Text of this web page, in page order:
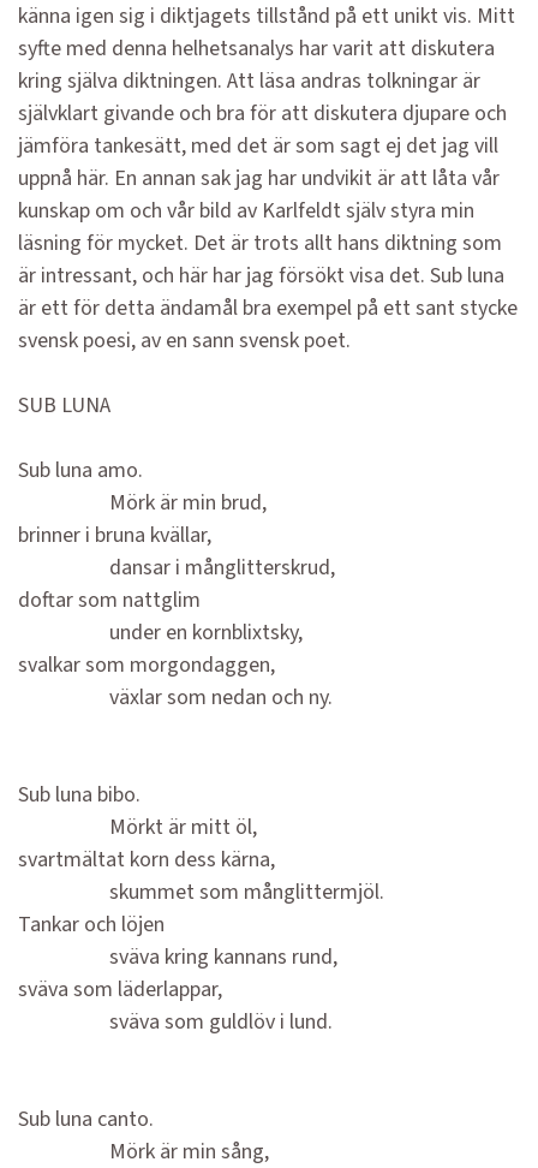
känna igen sig i diktjagets tillstånd på ett unikt vis. Mitt
syfte med denna helhetsanalys har varit att diskutera
kring själva diktningen. Att läsa andras tolkningar är
självklart givande och bra för att diskutera djupare och
jämföra tankesätt, med det är som sagt ej det jag vill
uppnå här. En annan sak jag har undvikit är att låta vår
kunskap om och vår bild av Karlfeldt själv styra min
läsning för mycket. Det är trots allt hans diktning som
är intressant, och här har jag försökt visa det. Sub luna
är ett för detta ändamål bra exempel på ett sant stycke
svensk poesi, av en sann svensk poet.
SUB LUNA
Sub luna amo.
Mörk är min brud,
brinner i bruna kvällar,
dansar i månglitterskrud,
doftar som nattglim
under en kornblixtsky,
svalkar som morgondaggen,
växlar som nedan och ny.
Sub luna bibo.
Mörkt är mitt öl,
svartmältat korn dess kärna,
skummet som månglittermjöl.
Tankar och löjen
sväva kring kannans rund,
sväva som läderlappar,
sväva som guldlöv i lund.
Sub luna canto.
Mörk är min sång,